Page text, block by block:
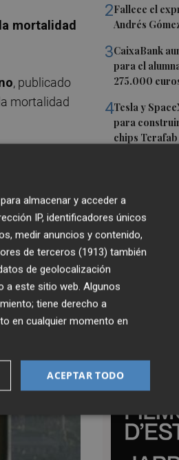
2Fallece el
Andrés
3CaixaBank
para el
275.000
4Tesla y
para
chips Terafab
Sol Picó: “El
no es
mortalidad
, publicado
mortalidad
almacenar y acceder a
IP, identificadores únicos
medir anuncios y contenido,
de terceros (1913) también
de geolocalización
a este sitio web. Algunos
tiene derecho a
en cualquier momento en
ACEPTAR TODO